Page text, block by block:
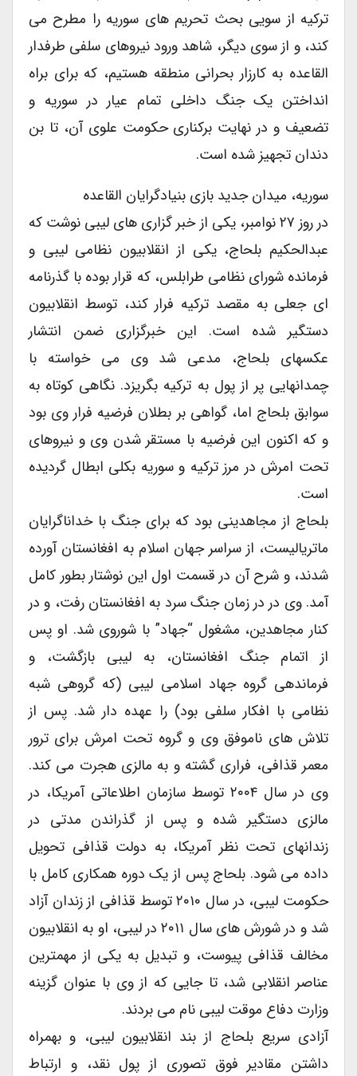
ترکیه از سویی بحث تحریم های سوریه را مطرح می
کند، و از سوی دیگر، شاهد ورود نیروهای سلفی طرفدار
القاعده به کارزار بحرانی منطقه هستیم، که برای براه
انداختن یک جنگ داخلی تمام عیار در سوریه و
تضعیف و در نهایت برکناری حکومت علوی آن، تا بن
دندان تجهیز شده است.
سوریه، میدان جدید بازی بنیادگرایان القاعده
در روز ۲۷ نوامبر، یکی از خبر گزاری های لیبی نوشت که
عبدالحکیم بلحاج، یکی از انقلابیون نظامی لیبی و
فرمانده شورای نظامی طرابلس، که قرار بوده با گذرنامه
ای جعلی به مقصد ترکیه فرار کند، توسط انقلابیون
دستگیر شده است. این خبرگزاری ضمن انتشار
عکسهای بلحاج، مدعی شد وی می خواسته با
چمدانهایی پر از پول به ترکیه بگریزد. نگاهی کوتاه به
سوابق بلحاج اما، گواهی بر بطلان فرضیه فرار وی بود
و که اکنون این فرضیه با مستقر شدن وی و نیروهای
تحت امرش در مرز ترکیه و سوریه بکلی ابطال گردیده
است.
بلحاج از مجاهدینی بود که برای جنگ با خداناگرایان
ماتریالیست، از سراسر جهان اسلام به افغانستان آورده
شدند، و شرح آن در قسمت اول این نوشتار بطور کامل
آمد. وی در در زمان جنگ سرد به افغانستان رفت، و در
کنار مجاهدین، مشغول “جهاد” با شوروی شد. او پس
از اتمام جنگ افغانستان، به لیبی بازگشت، و
فرماندهی گروه جهاد اسلامی لیبی (که گروهی شبه
نظامی با افکار سلفی بود) را عهده دار شد. پس از
تلاش های ناموفق وی و گروه تحت امرش برای ترور
معمر قذافی، فراری گشته و به مالزی هجرت می کند.
وی در سال ۲۰۰۴ توسط سازمان اطلاعاتی آمریکا، در
مالزی دستگیر شده و پس از گذراندن مدتی در
زندانهای تحت نظر آمریکا، به دولت قذافی تحویل
داده می شود. بلحاج پس از یک دوره همکاری کامل با
حکومت لیبی، در سال ۲۰۱۰ توسط قذافی از زندان آزاد
شد و در شورش های سال ۲۰۱۱ در لیبی، او به انقلابیون
مخالف قذافی پیوست، و تبدیل به یکی از مهمترین
عناصر انقلابی شد، تا جایی که از وی با عنوان گزینه
وزارت دفاع موقت لیبی نام می بردند.
آزادی سریع بلحاج از بند انقلابیون لیبی، و بهمراه
داشتن مقادیر فوق تصوری از پول نقد، و ارتباط